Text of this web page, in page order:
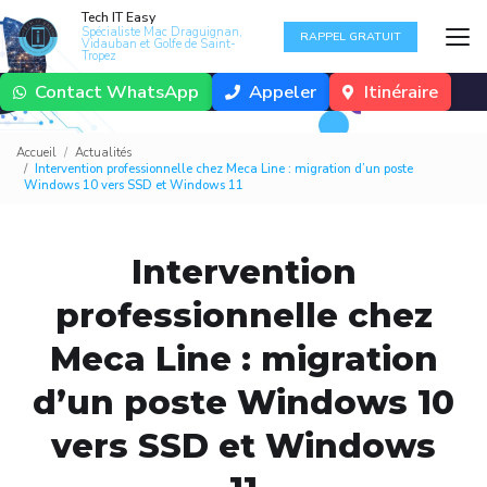
au
contenu
principal
Contact WhatsApp Appeler Itinéraire
Tech IT Easy
Spécialiste Mac Draguignan,
Vidauban et Golfe de Saint-
Tropez
RAPPEL GRATUIT
Accueil
Actualités
Intervention professionnelle chez Meca Line : migration d’un poste
Windows 10 vers SSD et Windows 11
Intervention
professionnelle chez
Meca Line : migration
d’un poste Windows 10
vers SSD et Windows